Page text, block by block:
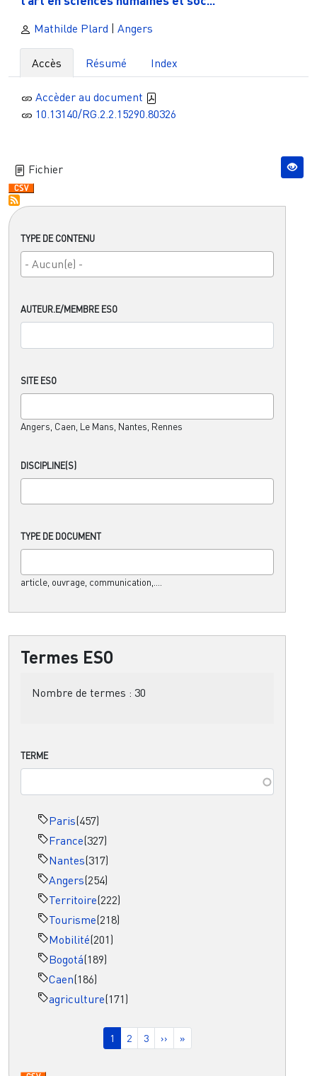
TYPE DE CONTENU
AUTEUR.E/MEMBRE ESO
SITE ESO
Angers, Caen, Le Mans, Nantes, Rennes
DISCIPLINE(S)
TYPE DE DOCUMENT
article, ouvrage, communication,....
Termes ESO
Nombre de termes : 30
TERME
Paris(457)
France(327)
Nantes(317)
Angers(254)
Territoire(222)
Tourisme(218)
Mobilité(201)
Bogotá(189)
Caen(186)
agriculture(171)
Page courante
1 Page
2 Page
3 Page suivante
›› Dernière page
»
Mathilde Plard Angers
Accès Résumé Index
Accèder au document
10.13140/RG.2.2.15290.80326
Fichier